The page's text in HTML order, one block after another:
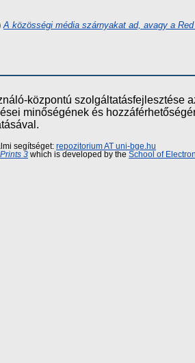
A közösségi média szárnyakat ad, avagy a
központú szolgáltatásfejlesztése
minőségének és
segítséget: repozitorium AT uni-bge.hu
3 which is developed by the School of